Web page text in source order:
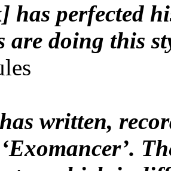
perfected
are doing this
written,